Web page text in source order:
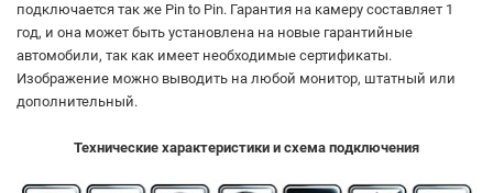
подключается так же Pin to Pin. Гарантия на камеру составляет 1
год, и она может быть установлена на новые гарантийные
автомобили, так как имеет необходимые сертификаты.
Изображение можно выводить на любой монитор, штатный или
дополнительный.
Технические характеристики и схема подключения